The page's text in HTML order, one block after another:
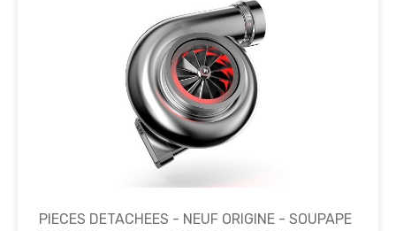
PIECES DETACHEES - NEUF ORIGINE - SOUPAPE